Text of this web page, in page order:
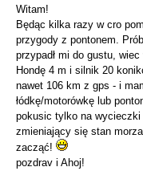
Witam!
Będąc kilka razy w cro
przygody z pontonem.
przypadł mi do gustu, wiec
Hondę 4 m i silnik 20
nawet 106 km z gps - i
łódkę/motorówkę lub
pokusic tylko na
zmieniający się stan
zacząć!
pozdrav i Ahoj!